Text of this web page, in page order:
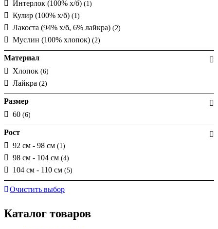
Интерлок (100% х/б) (1)
Кулир (100% х/б) (1)
Лакоста (94% х/б, 6% лайкра) (2)
Муслин (100% хлопок) (2)
Материал
Хлопок (6)
Лайкра (2)
Размер
60 (6)
Рост
92 см - 98 см (1)
98 см - 104 см (4)
104 см - 110 см (5)
Очистить выбор
Каталог товаров